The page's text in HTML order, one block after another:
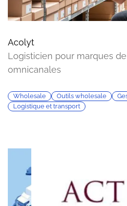
Acolyt
Logisticien pour marques
omnicanales
Wholesale Outils wholesale
Logistique et transport